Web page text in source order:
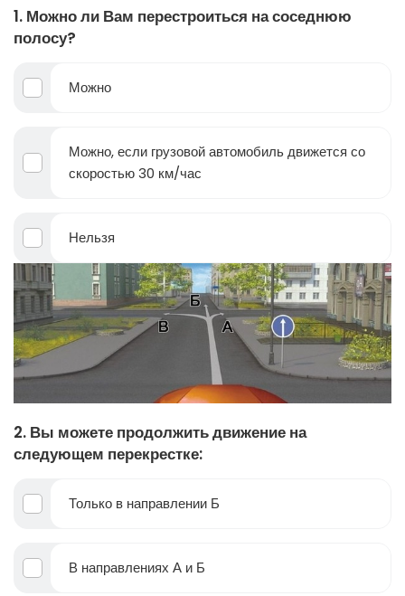
1. Можно ли Вам перестроиться на соседнюю
полосу?
Можно
Можно, если грузовой автомобиль движется со
скоростью 30 км/час
Нельзя
2. Вы можете продолжить движение на
следующем перекрестке:
Только в направлении Б
В направлениях А и Б